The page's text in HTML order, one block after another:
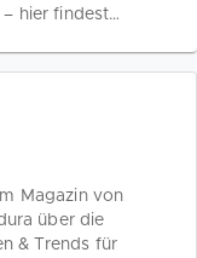
hier findest
Magazin von
über die
& Trends für